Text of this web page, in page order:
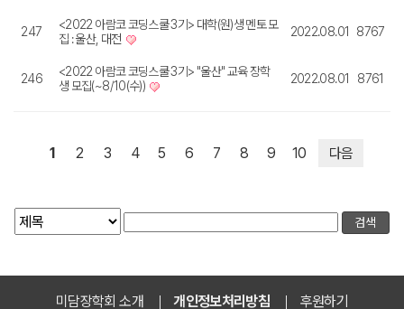
247
<2022 아람코 코딩스쿨 3기> 대학(원)생 멘토 모
집 : 울산, 대전
2022.08.01 8767
246
<2022 아람코 코딩스쿨 3기> "울산" 교육 장학
생 모집(~8/10(수))
2022.08.01 8761
1 2 3 4 5 6 7 8 9 10 다음
미담장학회 소개 개인정보처리방침 후원하기